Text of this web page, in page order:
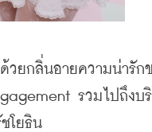
ยกลิ่นอายความน่ารัก
รวมไปถึงบ
โยธิน